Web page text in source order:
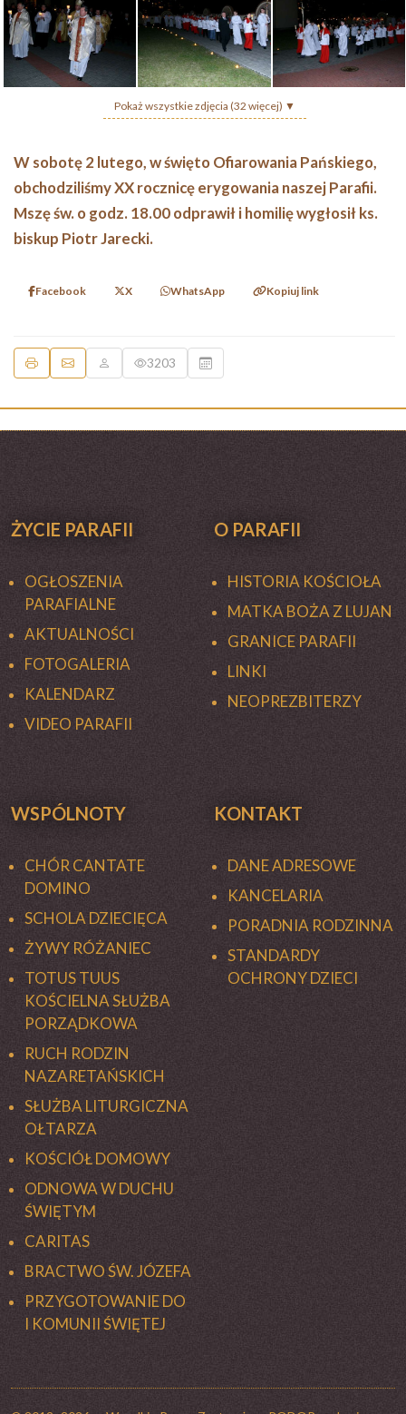
Pokaż wszystkie zdjęcia (32 więcej) ▼
W sobotę 2 lutego, w święto Ofiarowania Pańskiego,
obchodziliśmy XX rocznicę erygowania naszej Parafii.
Mszę św. o godz. 18.00 odprawił i homilię wygłosił ks.
biskup Piotr Jarecki.
Facebook X WhatsApp Kopiuj link
3203
ŻYCIE PARAFII
OGŁOSZENIA
PARAFIALNE
AKTUALNOŚCI
FOTOGALERIA
KALENDARZ
VIDEO PARAFII
O PARAFII
HISTORIA KOŚCIOŁA
MATKA BOŻA Z LUJAN
GRANICE PARAFII
LINKI
NEOPREZBITERZY
WSPÓLNOTY
CHÓR CANTATE
DOMINO
SCHOLA DZIECIĘCA
ŻYWY RÓŻANIEC
TOTUS TUUS
KOŚCIELNA SŁUŻBA
PORZĄDKOWA
RUCH RODZIN
NAZARETAŃSKICH
SŁUŻBA LITURGICZNA
OŁTARZA
KOŚCIÓŁ DOMOWY
ODNOWA W DUCHU
ŚWIĘTYM
CARITAS
BRACTWO ŚW. JÓZEFA
PRZYGOTOWANIE DO
I KOMUNII ŚWIĘTEJ
KONTAKT
DANE ADRESOWE
KANCELARIA
PORADNIA RODZINNA
STANDARDY
OCHRONY DZIECI